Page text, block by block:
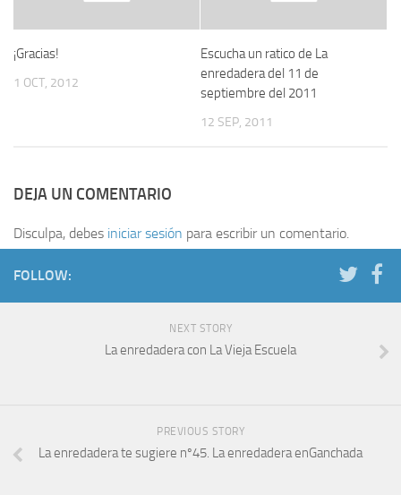
¡Gracias!
1 OCT, 2012
Escucha un ratico de La
enredadera del 11 de
septiembre del 2011
12 SEP, 2011
DEJA UN COMENTARIO
Disculpa, debes iniciar sesión para escribir un comentario.
FOLLOW:
NEXT STORY
La enredadera con La Vieja Escuela
PREVIOUS STORY
La enredadera te sugiere nº45. La enredadera enGanchada